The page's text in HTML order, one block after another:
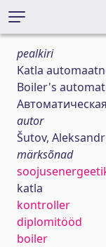
pealkiri
Katla
Boiler's
autor
Šutov, Aleksandr
märksõnad
katla
kontroller
diplomitööd
boiler